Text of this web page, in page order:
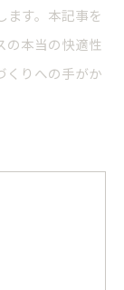
ます。本記事を
の本当の快適性
くりへの手がか